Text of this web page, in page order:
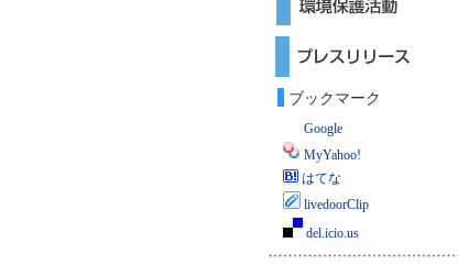
ブックマーク
Google
MyYahoo!
はてな
livedoorClip
del.icio.us